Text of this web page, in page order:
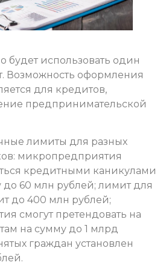
будет использовать один
Возможность оформления
для кредитов,
предпринимательской
лимиты для разных
микропредприятия
кредитными каникулами
60 млн рублей; лимит для
до 400 млн рублей;
смогут претендовать на
на сумму до 1 млрд
граждан установлен